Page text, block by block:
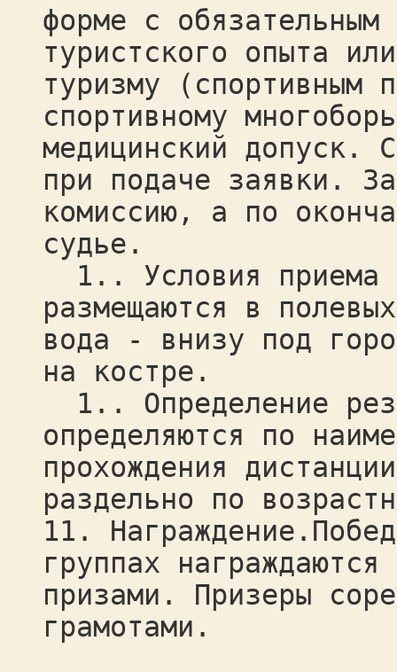
форме с обязательным
туристского опыта
туризму (спортивным
спортивному
медицинский допуск.
при подаче заявки.
комиссию, а по
судье.
1.. Условия приема
размещаются в
вода - внизу под
на костре.
1.. Определение
определяются по
прохождения
раздельно по
11.
группах
призами. Призеры
грамотами.